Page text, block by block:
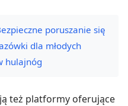
poruszanie się
dla młodych
hulajnóg
też platformy oferujące